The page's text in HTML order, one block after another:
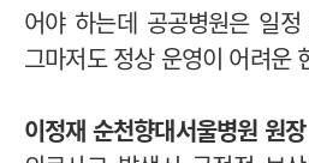
어야 하는데 공공병원은 일
그마저도 정상 운영이 어려운
이정재 순천향대서울병원 원장